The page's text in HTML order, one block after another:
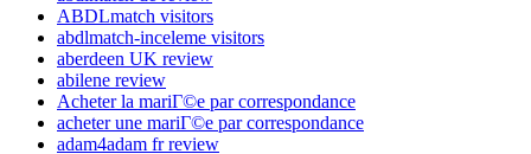
ABDLmatch visitors
abdlmatch-inceleme visitors
aberdeen UK review
abilene review
Acheter la mariГ©e par correspondance
acheter une mariГ©e par correspondance
adam4adam fr review